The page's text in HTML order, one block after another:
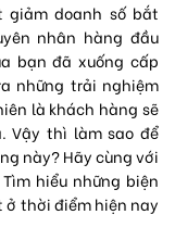
giảm doanh số bắt
nhân hàng đầu
bạn đã xuống cấp
những trải nghiệm
là khách hàng sẽ
Vậy thì làm sao để
này? Hãy cùng với
hiểu những biện
thời điểm hiện nay